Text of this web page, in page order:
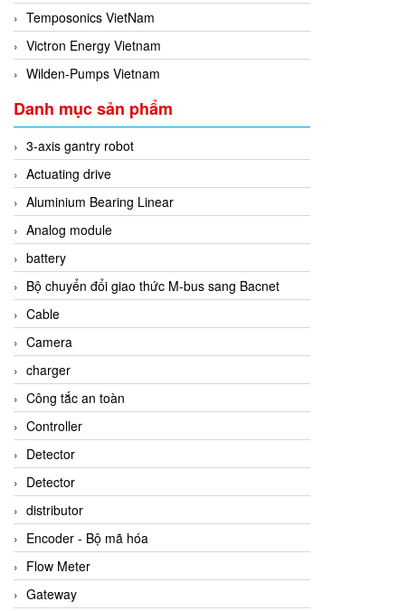
Temposonics VietNam
Victron Energy Vietnam
Wilden-Pumps Vietnam
Danh mục sản phẩm
3-axis gantry robot
Actuating drive
Aluminium Bearing Linear
Analog module
battery
Bộ chuyển đổi giao thức M-bus sang Bacnet
Cable
Camera
charger
Công tắc an toàn
Controller
Detector
Detector
distributor
Encoder - Bộ mã hóa
Flow Meter
Gateway